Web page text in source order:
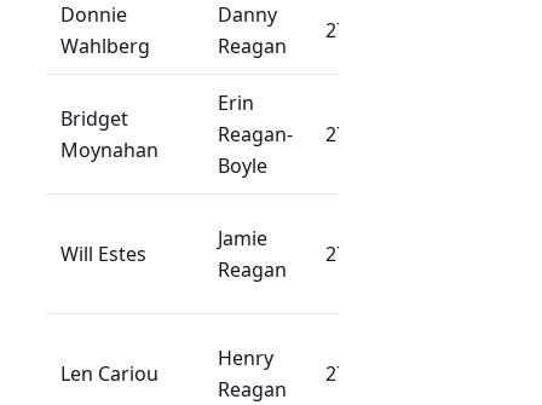
Donnie
Wahlberg
Danny
Reagan
279+
Bridget
Moynahan
Erin
Reagan-
Boyle
279+
Will Estes
Jamie
Reagan
279+
Len Cariou
Henry
Reagan
279+